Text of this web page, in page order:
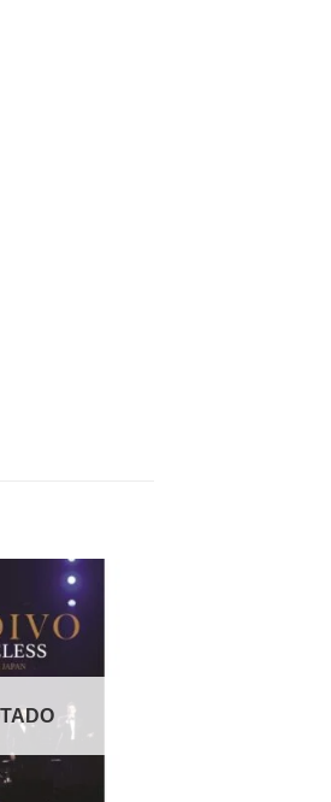
Adicionar
a lista de